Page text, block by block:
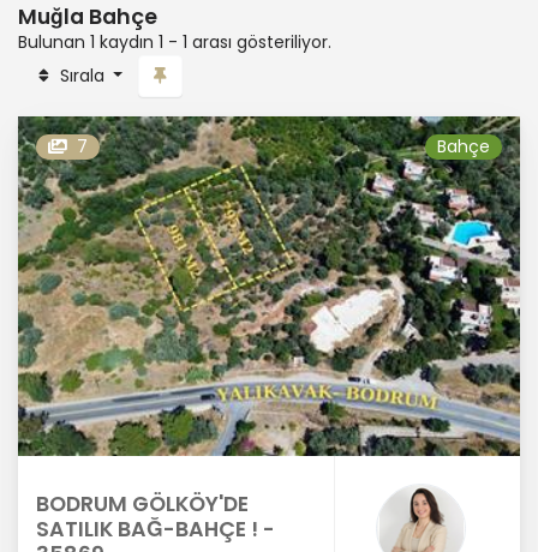
Muğla Bahçe
Bulunan 1 kaydın 1 - 1 arası gösteriliyor.
Sırala
7 Bahçe
BODRUM GÖLKÖY'DE
SATILIK BAĞ-BAHÇE ! -